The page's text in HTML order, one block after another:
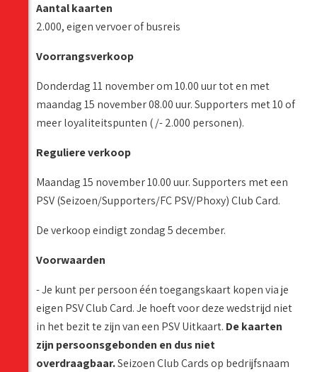
Aantal kaarten
2.000, eigen vervoer of busreis
Voorrangsverkoop
Donderdag 11 november om 10.00 uur tot en met
maandag 15 november 08.00 uur. Supporters met 10 of
meer loyaliteitspunten ( /- 2.000 personen).
Reguliere verkoop
Maandag 15 november 10.00 uur. Supporters met een
PSV (Seizoen/Supporters/FC PSV/Phoxy) Club Card.
De verkoop eindigt zondag 5 december.
Voorwaarden
- Je kunt per persoon één toegangskaart kopen via je
eigen PSV Club Card. Je hoeft voor deze wedstrijd niet
in het bezit te zijn van een PSV Uitkaart. De kaarten
zijn persoonsgebonden en dus niet
overdraagbaar.Seizoen Club Cards op bedrijfsnaam